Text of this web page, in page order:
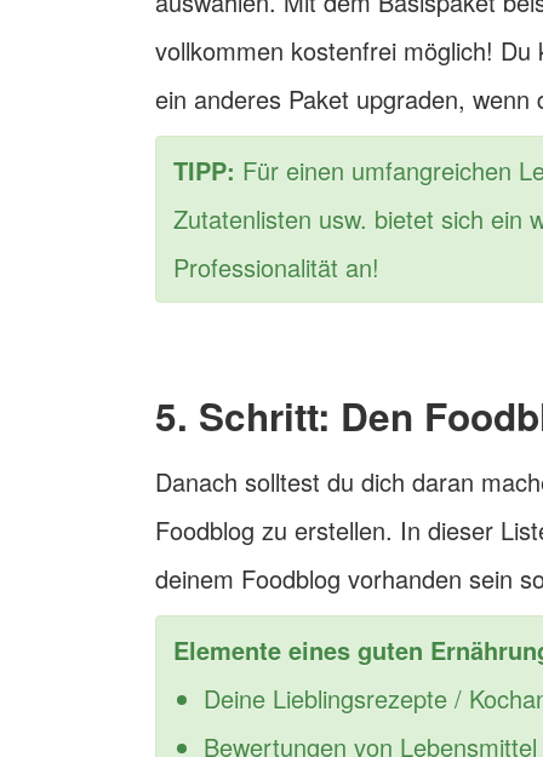
vollkommen kostenfrei möglich!
ein anderes Paket upgraden,
TIPP: Für einen umfangreichen
Zutatenlisten usw. bietet sich ein
Professionalität an!
5. Schritt: Den
Danach solltest du dich daran
Foodblog zu erstellen. In dieser
deinem Foodblog vorhanden sein
Elemente eines guten
Deine Lieblingsrezepte /
Bewertungen von